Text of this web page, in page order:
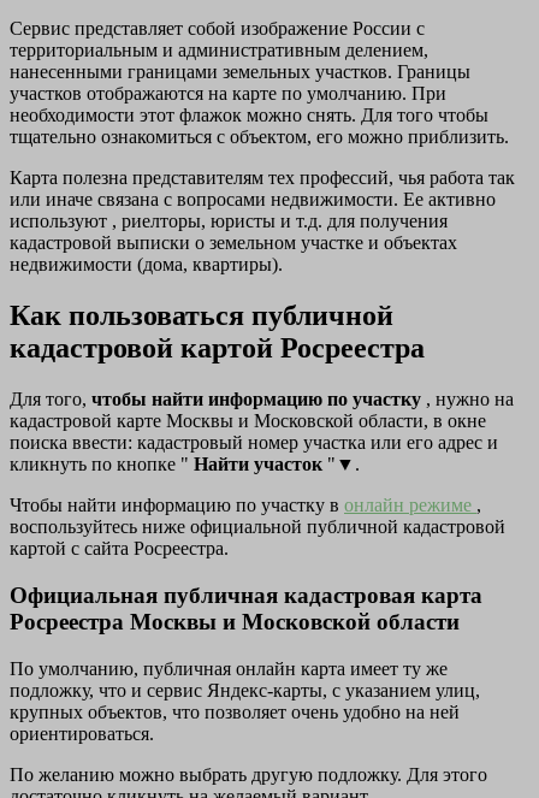
Сервис представляет собой изображение России с
территориальным и административным делением,
нанесенными границами земельных участков. Границы
участков отображаются на карте по умолчанию. При
необходимости этот флажок можно снять. Для того чтобы
тщательно ознакомиться с объектом, его можно приблизить.
Карта полезна представителям тех профессий, чья работа так
или иначе связана с вопросами недвижимости. Ее активно
используют , риелторы, юристы и т.д. для получения
кадастровой выписки о земельном участке и объектах
недвижимости (дома, квартиры).
Как пользоваться публичной
кадастровой картой Росреестра
Для того, чтобы найти информацию по участку , нужно на
кадастровой карте Москвы и Московской области, в окне
поиска ввести: кадастровый номер участка или его адрес и
кликнуть по кнопке " Найти участок "▼.
Чтобы найти информацию по участку в онлайн режиме ,
воспользуйтесь ниже официальной публичной кадастровой
картой с сайта Росреестра.
Официальная публичная кадастровая карта
Росреестра Москвы и Московской области
По умолчанию, публичная онлайн карта имеет ту же
подложку, что и сервис Яндекс-карты, с указанием улиц,
крупных объектов, что позволяет очень удобно на ней
ориентироваться.
По желанию можно выбрать другую подложку. Для этого